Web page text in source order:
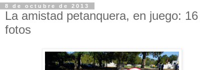
8 de octubre de 2013
La amistad petanquera, en juego: 16
fotos